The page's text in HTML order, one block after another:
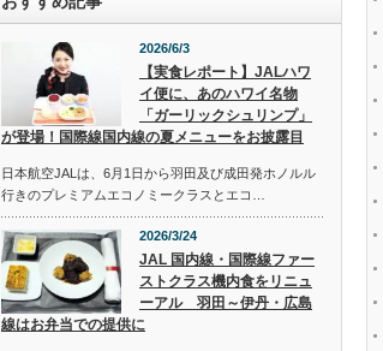
2026/6/3
【実食レポート】JALハワ
イ便に、あのハワイ名物
「ガーリックシュリンプ」
が登場！国際線国内線の夏メニューをお披露目
日本航空JALは、6月1日から羽田及び成田発ホノルル
行きのプレミアムエコノミークラスとエコ…
2026/3/24
JAL 国内線・国際線ファー
ストクラス機内食をリニュ
ーアル 羽田～伊丹・広島
線はお弁当での提供に